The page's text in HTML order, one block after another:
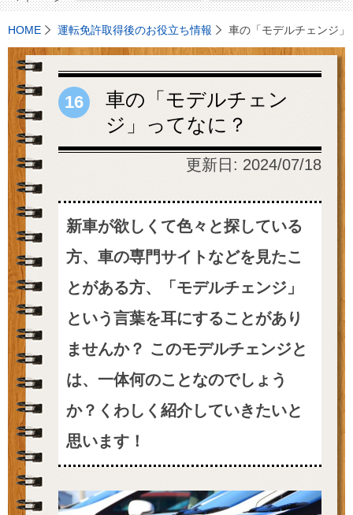
HOME 運転免許取得後のお役立ち情報 車の「モデルチェンジ」
16
車の「モデルチェン
ジ」ってなに？
更新日: 2024/07/18
新車が欲しくて色々と探している
方、車の専門サイトなどを見たこ
とがある方、「モデルチェンジ」
という言葉を耳にすることがあり
ませんか？ このモデルチェンジと
は、一体何のことなのでしょう
か？くわしく紹介していきたいと
思います！